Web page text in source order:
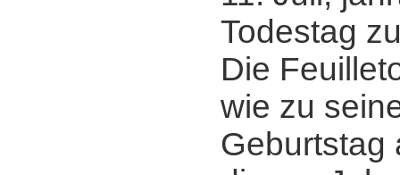
Todestag
Die
wie zu
Geburtstag